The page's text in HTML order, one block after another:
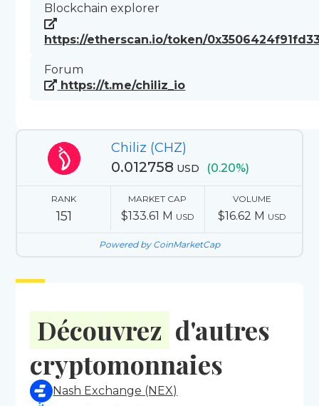
Blockchain explorer
https://etherscan.io/token/
Forum
https://t.me/chiliz_io
Chiliz (CHZ)
0.012758 USD (0.20%)
RANK
151
MARKET CAP
$133.61 M USD
VOLUME
$16.62 M USD
Powered by CoinMarketCap
Découvrez d'autres
cryptomonnaies
Nash Exchange (NEX)